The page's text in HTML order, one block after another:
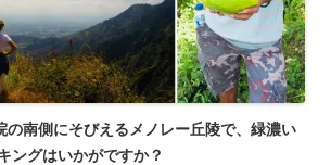
の南側にそびえるメノレー丘陵で、緑濃い
ングはいかがですか？